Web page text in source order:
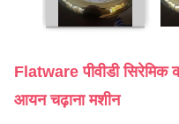
Flatware पीवीडी सिरेमिक
आयन चढ़ाना मशीन